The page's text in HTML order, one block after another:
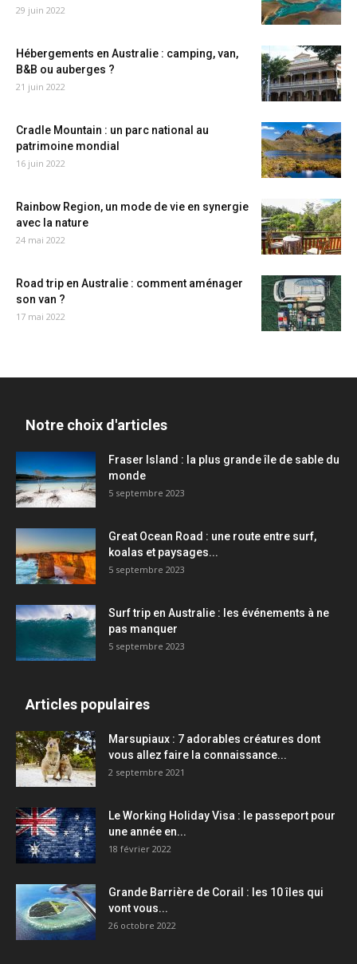
29 juin 2022
Hébergements en Australie : camping, van,
B&B ou auberges ?
21 juin 2022
Cradle Mountain : un parc national au
patrimoine mondial
16 juin 2022
Rainbow Region, un mode de vie en synergie
avec la nature
24 mai 2022
Road trip en Australie : comment aménager
son van ?
17 mai 2022
Notre choix d'articles
Fraser Island : la plus grande île de sable du
monde
5 septembre 2023
Great Ocean Road : une route entre surf,
koalas et paysages...
5 septembre 2023
Surf trip en Australie : les événements à ne
pas manquer
5 septembre 2023
Articles populaires
Marsupiaux : 7 adorables créatures dont
vous allez faire la connaissance...
2 septembre 2021
Le Working Holiday Visa : le passeport pour
une année en...
18 février 2022
Grande Barrière de Corail : les 10 îles qui
vont vous...
26 octobre 2022